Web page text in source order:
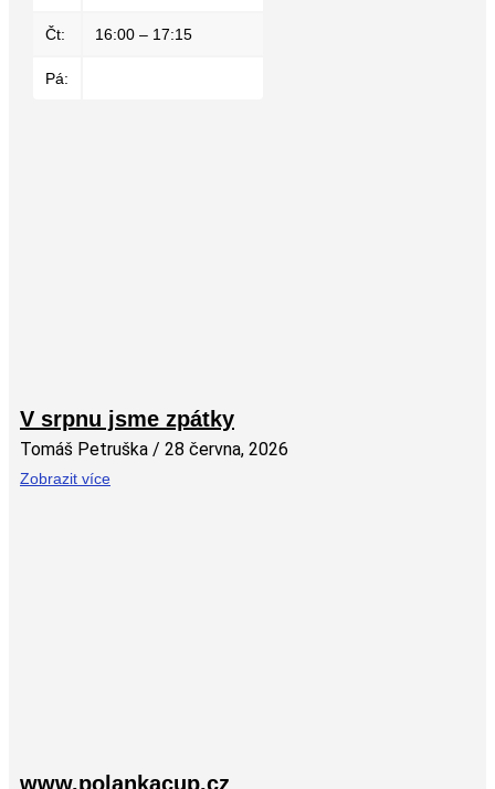
Čt: 16:00 – 17:15
Pá:
V srpnu jsme zpátky
Tomáš Petruška 28 června, 2026
Zobrazit více
www.polankacup.cz